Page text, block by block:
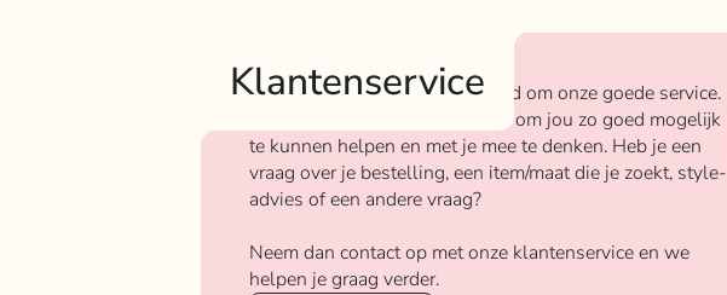
Klantenservice
Bij Rokjeklokje staan we bekend om onze goede service.
We vinden het super belangrijk om jou zo goed mogelijk
te kunnen helpen en met je mee te denken. Heb je een
vraag over je bestelling, een item/maat die je zoekt, style-
advies of een andere vraag?
Neem dan contact op met onze klantenservice en we
helpen je graag verder.